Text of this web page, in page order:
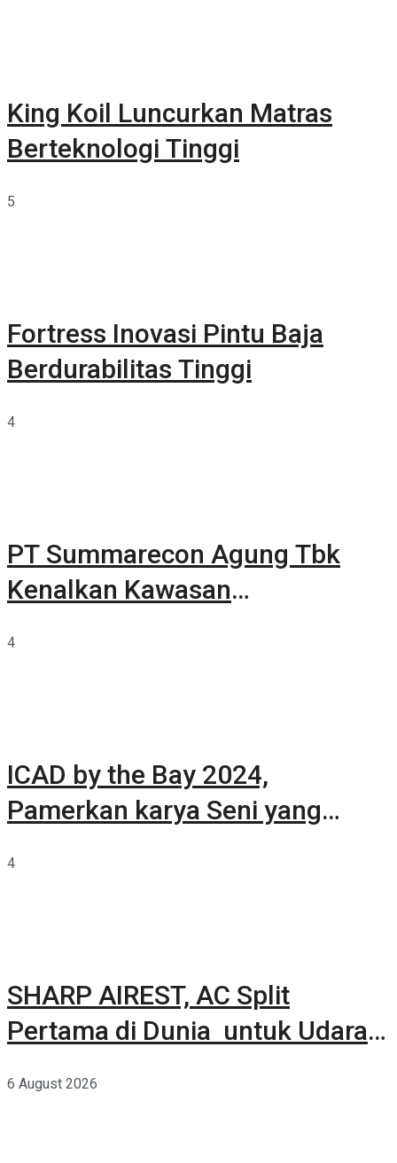
King Koil Luncurkan Matras
Berteknologi Tinggi
5
Fortress Inovasi Pintu Baja
Berdurabilitas Tinggi
4
PT Summarecon Agung Tbk
Kenalkan Kawasan
4
ICAD by the Bay 2024,
Pamerkan karya Seni yang
4
SHARP AIREST, AC Split
Pertama di Dunia untuk Udara
6 August 2026